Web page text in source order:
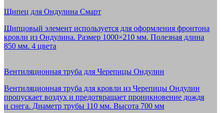
Щипец для Ондулина Смарт
Щипцовый элемент используется для оформления фронтона
кровли из Ондулина. Размер 1000×210 мм. Полезная длина
850 мм. 4 цвета
Вентиляционная труба для Черепицы Ондулин
Вентиляционная труба для кровли из Черепицы Ондулин
пропускает воздух и предотвращает проникновение дождя
и снега. Диаметр трубы 110 мм. Высота 700 мм